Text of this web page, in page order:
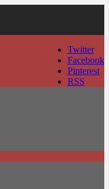
Twitter
Facebook
Pinterest
RSS